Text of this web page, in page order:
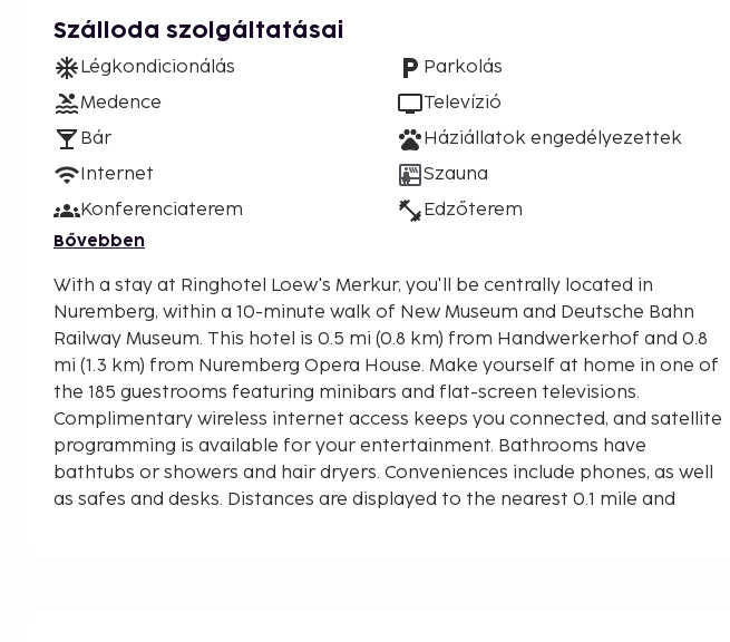
Szálloda szolgáltatásai
Légkondicionálás
Medence
Bár
Internet
Konferenciaterem
Parkolás
Televízió
Háziállatok engedélyezettek
Szauna
Edzőterem
Bővebben
With a stay at Ringhotel Loew's Merkur, you'll be centrally located in
Nuremberg, within a 10-minute walk of New Museum and Deutsche Bahn
Railway Museum. This hotel is 0.5 mi (0.8 km) from Handwerkerhof and 0.8
mi (1.3 km) from Nuremberg Opera House. Make yourself at home in one of
the 185 guestrooms featuring minibars and flat-screen televisions.
Complimentary wireless internet access keeps you connected, and satellite
programming is available for your entertainment. Bathrooms have
bathtubs or showers and hair dryers. Conveniences include phones, as well
as safes and desks. Distances are displayed to the nearest 0.1 mile and